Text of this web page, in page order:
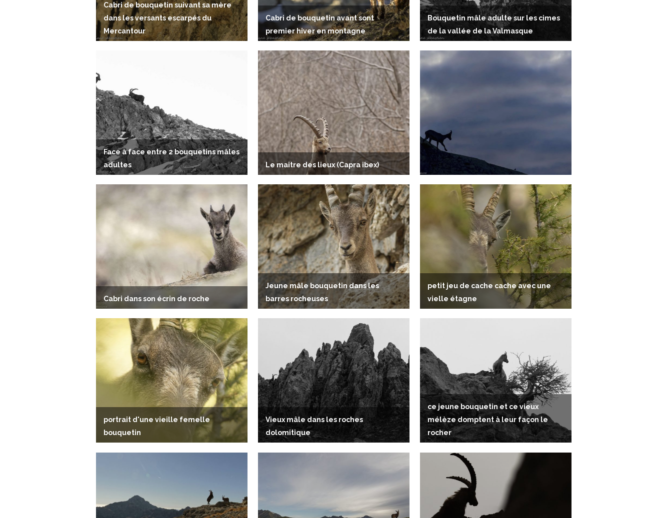
Cabri de bouquetin suivant sa mère
dans les versants escarpés du
Mercantour
Cabri de bouquetin avant sont
premier hiver en montagne
Bouquetin mâle adulte sur les cimes
de la vallée de la Valmasque
Face à face entre 2 bouquetins mâles
adultes
Le maitre des lieux (Capra ibex)
Cabri dans son écrin de roche
Jeune mâle bouquetin dans les
barres rocheuses
petit jeu de cache cache avec une
vielle étagne
portrait d'une vieille femelle
bouquetin
Vieux mâle dans les roches
dolomitique
ce jeune bouquetin et ce vieux
mélèze domptent à leur façon le
rocher